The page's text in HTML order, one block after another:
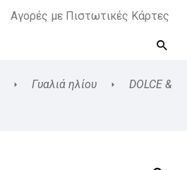
Αγορές με Πιστωτικές Κάρτες
Γυαλιά ηλίου
DOLCE &